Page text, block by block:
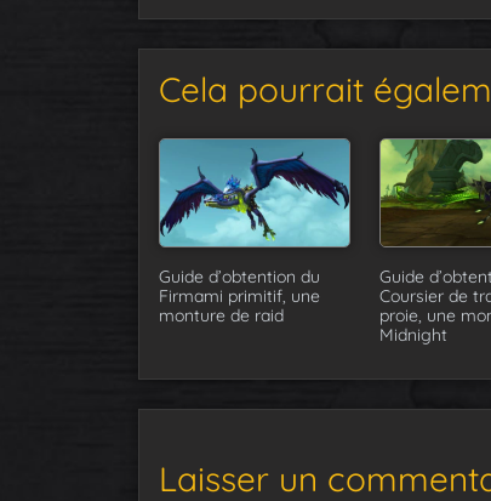
Cela pourrait
Guide d’obtention du
Firmami primitif, une
monture de raid
Guide
Coursier de
proie, une
Midnight
Laisser un